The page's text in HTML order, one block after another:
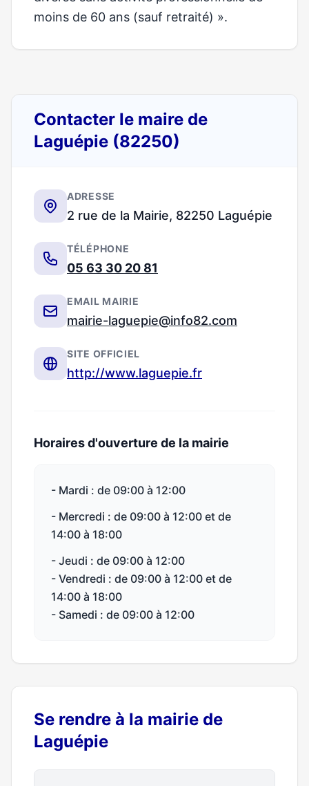
moins de 60 ans (sauf retraité) ».
Contacter le maire de
Laguépie (82250)
ADRESSE
2 rue de la Mairie, 82250 Laguépie
TÉLÉPHONE
05 63 30 20 81
EMAIL MAIRIE
mairie-laguepie@info82.com
SITE OFFICIEL
http://www.laguepie.fr
Horaires d'ouverture de la mairie
- Mardi : de 09:00 à 12:00
- Mercredi : de 09:00 à 12:00 et de
14:00 à 18:00
- Jeudi : de 09:00 à 12:00
- Vendredi : de 09:00 à 12:00 et de
14:00 à 18:00
- Samedi : de 09:00 à 12:00
Se rendre à la mairie de
Laguépie